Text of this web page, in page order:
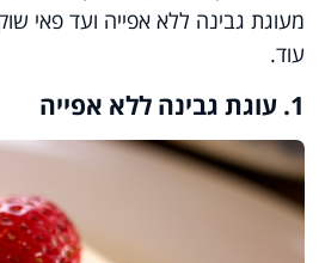
מעוגת גבינה ללא אפייה ועד פאי
עוד.
1. עוגת גבינה ללא אפייה